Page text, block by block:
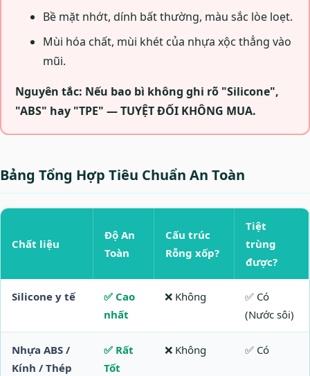
Bề mặt nhớt, dính bất thường, màu sắc lòe loẹt.
Mùi hóa chất, mùi khét của nhựa xộc thẳng vào
mũi.
Nguyên tắc: Nếu bao bì không ghi rõ "Silicone",
"ABS" hay "TPE" — TUYỆT ĐỐI KHÔNG MUA.
Bảng Tổng Hợp Tiêu Chuẩn An Toàn
Chất liệu
Độ An
Toàn
Cấu trúc
Rỗng xốp?
Tiệt
trùng
được?
Silicone y tế
✅ Cao
nhất
❌ Không
✅ Có
(Nước sôi)
Nhựa ABS /
Kính / Thép
✅ Rất
Tốt
❌ Không ✅ Có